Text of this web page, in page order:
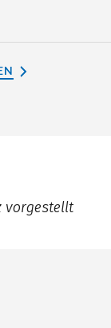
vorgestellt